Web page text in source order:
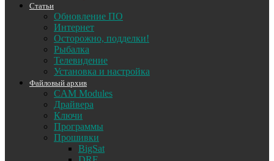
Статьи
Обновление ПО
Интернет
Осторожно, подделки!
Рыбалка
Телевидение
Установка и настройка
Файловый архив
CAM Modules
Драйвера
Ключи
Программы
Прошивки
BigSat